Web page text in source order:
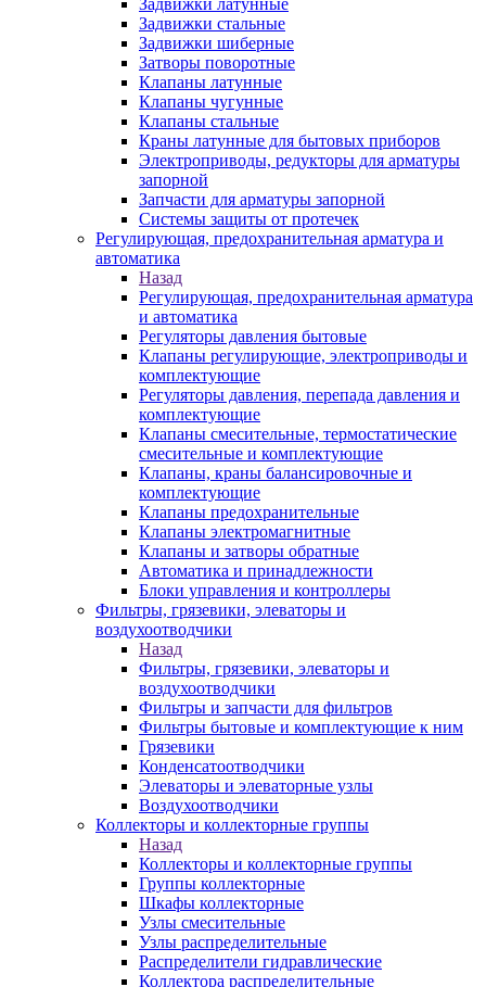
Задвижки латунные
Задвижки стальные
Задвижки шиберные
Затворы поворотные
Клапаны латунные
Клапаны чугунные
Клапаны стальные
Краны латунные для бытовых приборов
Электроприводы, редукторы для арматуры
запорной
Запчасти для арматуры запорной
Системы защиты от протечек
Регулирующая, предохранительная арматура и
автоматика
Назад
Регулирующая, предохранительная арматура
и автоматика
Регуляторы давления бытовые
Клапаны регулирующие, электроприводы и
комплектующие
Регуляторы давления, перепада давления и
комплектующие
Клапаны смесительные, термостатические
смесительные и комплектующие
Клапаны, краны балансировочные и
комплектующие
Клапаны предохранительные
Клапаны электромагнитные
Клапаны и затворы обратные
Автоматика и принадлежности
Блоки управления и контроллеры
Фильтры, грязевики, элеваторы и
воздухоотводчики
Назад
Фильтры, грязевики, элеваторы и
воздухоотводчики
Фильтры и запчасти для фильтров
Фильтры бытовые и комплектующие к ним
Грязевики
Конденсатоотводчики
Элеваторы и элеваторные узлы
Воздухоотводчики
Коллекторы и коллекторные группы
Назад
Коллекторы и коллекторные группы
Группы коллекторные
Шкафы коллекторные
Узлы смесительные
Узлы распределительные
Распределители гидравлические
Коллектора распределительные